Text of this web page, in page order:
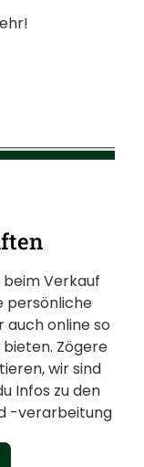
Verkauf
persönliche
auch online so
Zögere
wir sind
Infos zu den
-verarbeitung